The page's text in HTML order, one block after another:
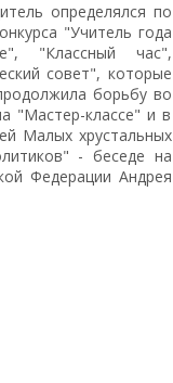
определялся по
"Учитель года
"Классный час",
совет", которые
борьбу во
"Мастер-классе" и в
Малых хрустальных
- беседе на
Федерации Андрея